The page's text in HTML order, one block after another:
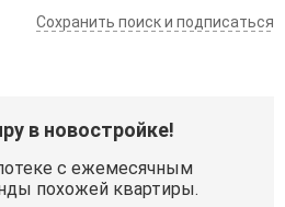
Сохранить поиск и подписаться
в новостройке!
с ежемесячным
похожей квартиры.